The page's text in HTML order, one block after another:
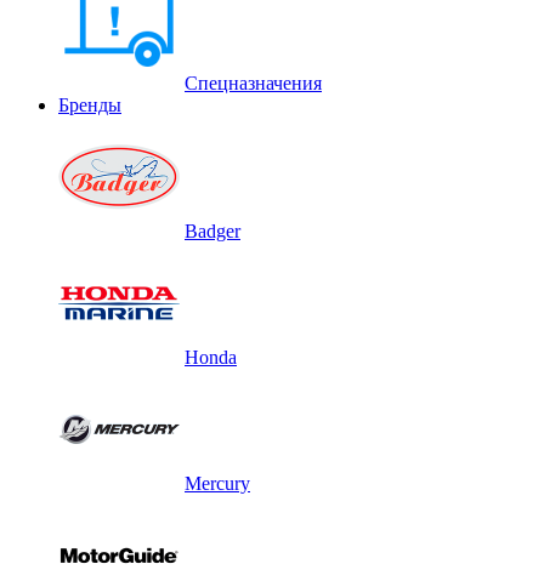
Спецназначения
Бренды
Badger
Honda
Mercury